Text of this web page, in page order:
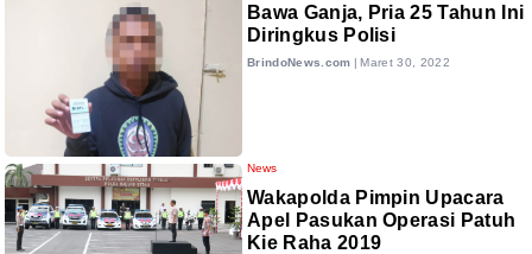
Bawa Ganja, Pria 25 Tahun Ini
Diringkus Polisi
BrindoNews.com | Maret 30, 2022
News
Wakapolda Pimpin Upacara
Apel Pasukan Operasi Patuh
Kie Raha 2019